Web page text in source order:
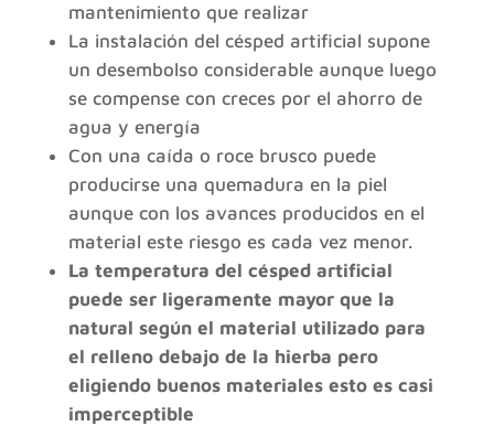
mantenimiento que realizar
La instalación del césped artificial supone
un desembolso considerable aunque luego
se compense con creces por el ahorro de
agua y energía
Con una caída o roce brusco puede
producirse una quemadura en la piel
aunque con los avances producidos en el
material este riesgo es cada vez menor.
La temperatura del césped artificial
puede ser ligeramente mayor que la
natural según el material utilizado para
el relleno debajo de la hierba pero
eligiendo buenos materiales esto es casi
imperceptible